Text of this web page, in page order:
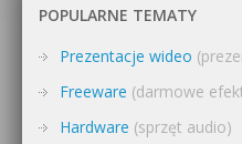
POPULARNE TEMATY
Prezentacje wideo
Freeware (darmowe
Hardware (sprzęt audio)